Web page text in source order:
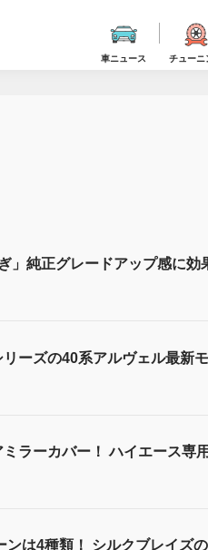
車ニュース チューニ
」純正グレードアップ感に効
ーズの40系アルヴェル最新
ラーカバー！ ハイエース専
は4種類！ シルクブレイズ